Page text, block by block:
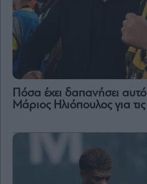
Πόσα έχει δαπανήσει
Μάριος Ηλιόπουλος για